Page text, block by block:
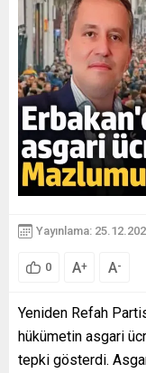
Yayınlama:
0 A+ A-
Yeniden Refah
hükümetin asgari
tepki gösterdi.